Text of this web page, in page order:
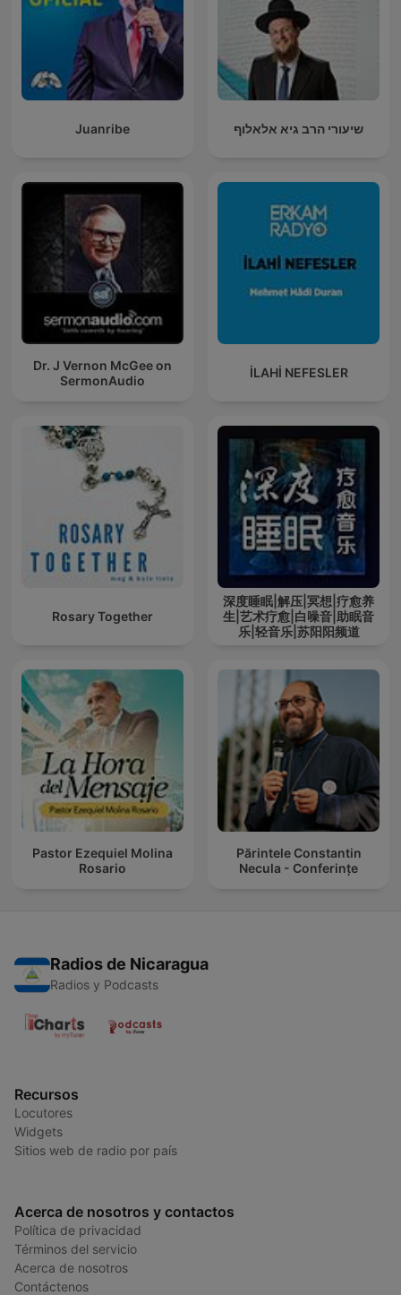
Juanribe שיעורי הרב גיא אלאלוף
Dr. J Vernon McGee on
SermonAudio
İLAHİ NEFESLER
Rosary Together
深度睡眠|解压|冥想|疗愈养
生|艺术疗愈|白噪音|助眠音
乐|轻音乐|苏阳阳频道
Pastor Ezequiel Molina
Rosario
Părintele Constantin
Necula - Conferințe
Radios de Nicaragua
Radios y Podcasts
Recursos
Locutores
Widgets
Sitios web de radio por país
Acerca de nosotros y contactos
Política de privacidad
Términos del servicio
Acerca de nosotros
Contáctenos